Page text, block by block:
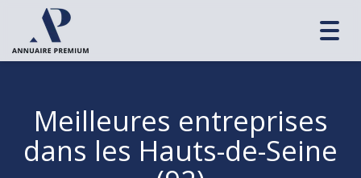
Meilleures entreprises
dans les Hauts-de-Seine